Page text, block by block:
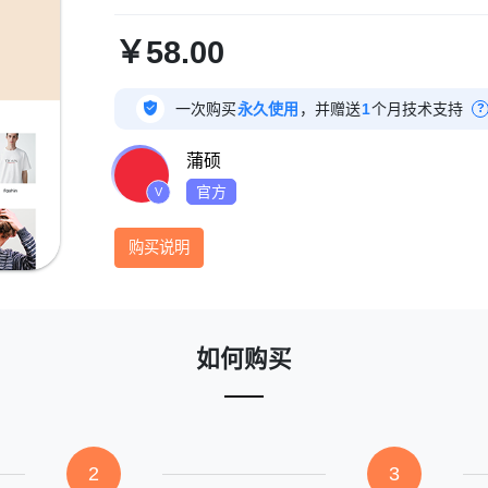
￥58.00
 一次购买永久使用 ，并赠送1个月技术支持 ?
V
蒲硕
官方
购买说明
如何购买
2 3